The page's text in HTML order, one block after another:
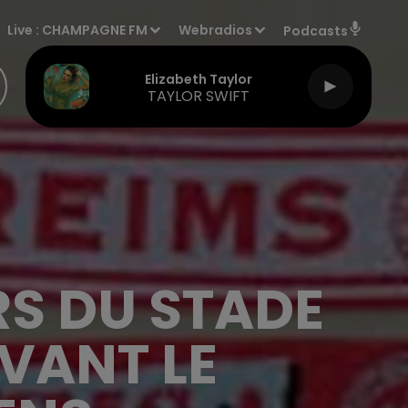
Live : CHAMPAGNE FM Webradios Podcasts
Elizabeth Taylor
TAYLOR SWIFT
DU STADE
LE